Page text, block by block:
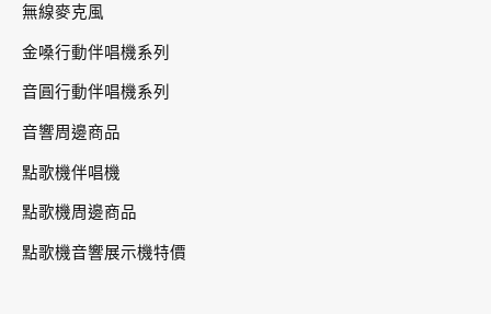
無線麥克風
金嗓行動伴唱機系列
音圓行動伴唱機系列
音響周邊商品
點歌機伴唱機
點歌機周邊商品
點歌機音響展示機特價